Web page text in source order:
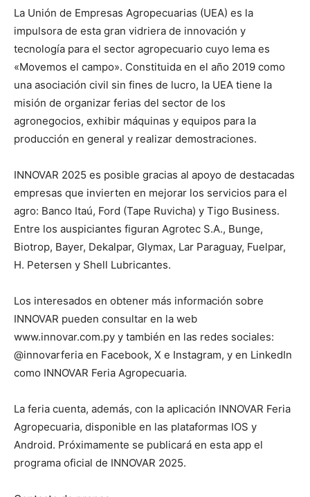
La Unión de Empresas Agropecuarias (UEA) es la
impulsora de esta gran vidriera de innovación y
tecnología para el sector agropecuario cuyo lema es
«Movemos el campo». Constituida en el año 2019 como
una asociación civil sin fines de lucro, la UEA tiene la
misión de organizar ferias del sector de los
agronegocios, exhibir máquinas y equipos para la
producción en general y realizar demostraciones.
INNOVAR 2025 es posible gracias al apoyo de destacadas
empresas que invierten en mejorar los servicios para el
agro: Banco Itaú, Ford (Tape Ruvicha) y Tigo Business.
Entre los auspiciantes figuran Agrotec S.A., Bunge,
Biotrop, Bayer, Dekalpar, Glymax, Lar Paraguay, Fuelpar,
H. Petersen y Shell Lubricantes.
Los interesados en obtener más información sobre
INNOVAR pueden consultar en la web
www.innovar.com.py y también en las redes sociales:
@innovarferia en Facebook, X e Instagram, y en LinkedIn
como INNOVAR Feria Agropecuaria.
La feria cuenta, además, con la aplicación INNOVAR Feria
Agropecuaria, disponible en las plataformas IOS y
Android. Próximamente se publicará en esta app el
programa oficial de INNOVAR 2025.